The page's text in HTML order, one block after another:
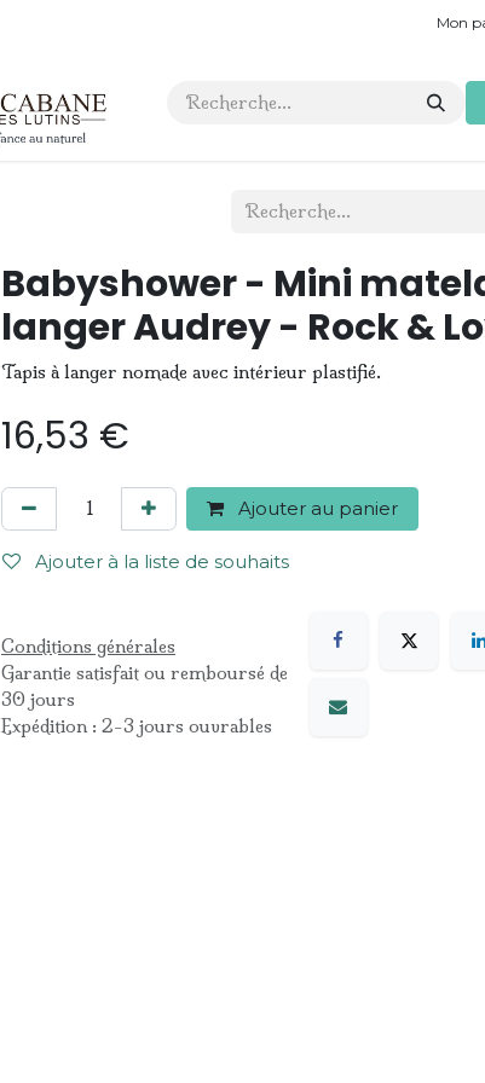
Mon
Babyshower - Mini
langer Audrey - Rock &
Tapis à langer nomade avec intérieur plastifié.
16,53 €
Ajouter au panier
Ajouter à la liste de souhaits
Conditions générales
Garantie satisfait ou remboursé de
30 jours
Expédition : 2-3 jours ouvrables